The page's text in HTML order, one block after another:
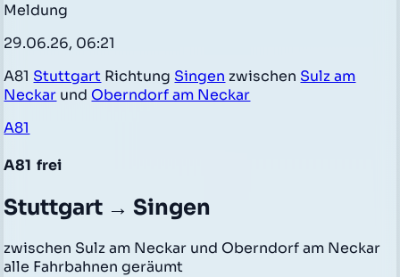
Meldung
29.06.26, 06:21
A81 Stuttgart Richtung Singen zwischen Sulz am
Neckar und Oberndorf am Neckar
A81
A81 frei
Stuttgart → Singen
zwischen Sulz am Neckar und Oberndorf am Neckar
alle Fahrbahnen geräumt